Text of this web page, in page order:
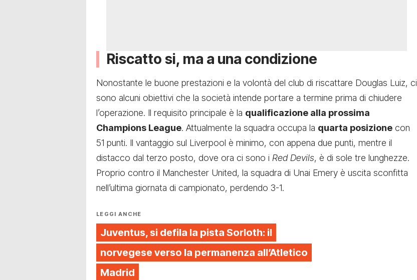
Riscatto si, ma a una condizione
Nonostante le buone prestazioni e la volontà del club di riscattare Douglas Luiz, ci
sono alcuni obiettivi che la società intende portare a termine prima di chiudere
l’operazione. Il requisito principale è la qualificazione alla prossima
Champions League. Attualmente la squadra occupa la quarta posizione con
51 punti. Il vantaggio sul Liverpool è minimo, con appena due punti, mentre il
distacco dal terzo posto, dove ora ci sono i Red Devils, è di sole tre lunghezze.
Proprio contro il Manchester United, la squadra di Unai Emery è uscita sconfitta
nell’ultima giornata di campionato, perdendo 3-1.
LEGGI ANCHE
Juventus, si defila la pista Sorloth: il
norvegese verso la permanenza all’Atletico
Madrid